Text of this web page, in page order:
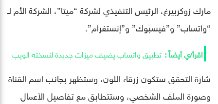
مارك زوكربيرغ، الرئيس التنفيذي لشركة “ميتا”، الشركة الأم لـ
“واتساب” و”فيسبوك” و”إنستغرام”.
تطبيق واتساب يضيف ميزات جديدة لنسخته الويب
شارة التحقق ستكون زرقاء اللون، وستظهر بجانب اسم القناة
وصورة الملف الشخصي، وستتطابق مع تفاصيل الأعمال